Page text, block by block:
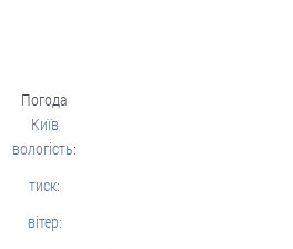
Погода
Київ
вологість:
тиск:
вітер: